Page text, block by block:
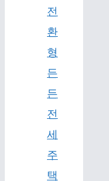
전
환
형
든
든
전
세
주
택